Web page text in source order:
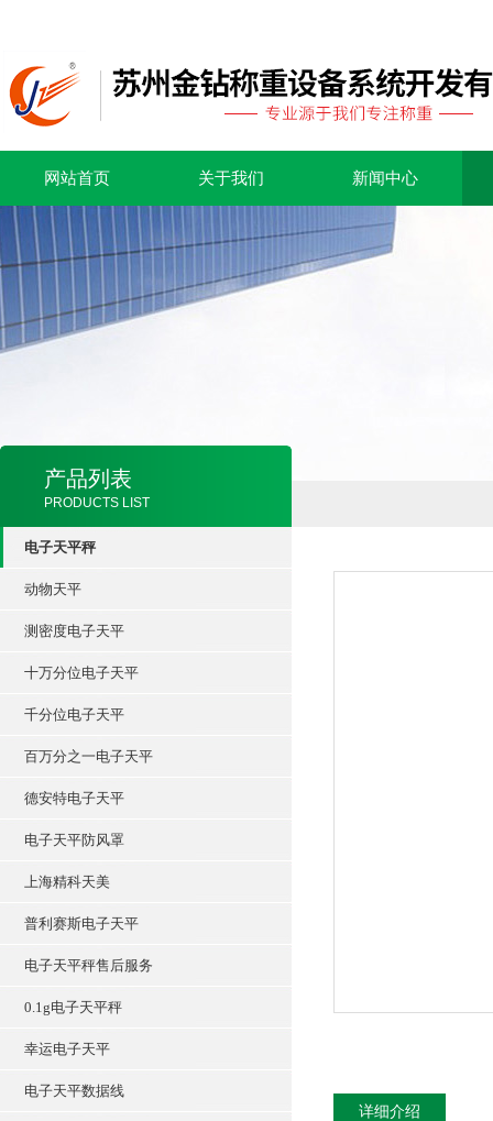
网站首页 关于我们 新闻中心
产品列表
PRODUCTS LIST
电子天平秤
动物天平
测密度电子天平
十万分位电子天平
千分位电子天平
百万分之一电子天平
德安特电子天平
电子天平防风罩
上海精科天美
普利赛斯电子天平
电子天平秤售后服务
0.1g电子天平秤
幸运电子天平
电子天平数据线
详细介绍